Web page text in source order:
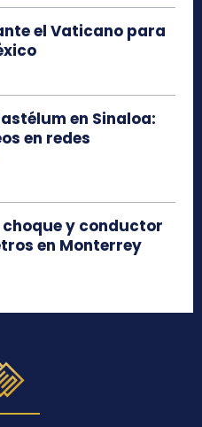
el Vaticano para
en Sinaloa:
en redes
y conductor
en Monterrey